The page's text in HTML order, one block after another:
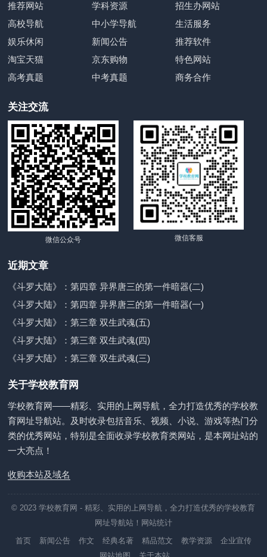
推荐网站 学科资源
招生办网站
高校导航
中小学导航
生活服务
娱乐休闲
新闻公告
推荐软件
淘宝天猫
京东购物
特色网站
高考真题
中考真题 商务合作
关注交流
微信公众号 微信客服
近期文章
《斗罗大陆》：第四章 异界唐三的第一件暗器(二)
《斗罗大陆》：第四章 异界唐三的第一件暗器(一)
《斗罗大陆》：第三章 双生武魂(五)
《斗罗大陆》：第三章 双生武魂(四)
《斗罗大陆》：第三章 双生武魂(三)
关于学校教育网
学校教育网——精彩、实用的上网导航，全力打造优秀的学校教
育网址导航站。及时收录包括音乐、视频、小说、游戏等热门分
类的优秀网站，特别是全面收录学校教育类网站，是本网址站的
一大亮点！
收购本站及域名
© 2023学校教育网 - 精彩、实用的上网导航，全力打造优秀的学校教育
网址导航站！ 网站统计
首页
新闻公告 作文 经典名著 精品范文 教学资源
企业宣传